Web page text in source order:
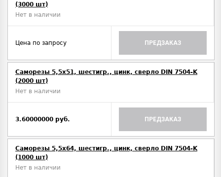
(3000 шт)
Нет в наличии
Цена по запросу ПРЕДЗАКАЗ
Саморезы 5,5х51, шестигр., цинк, сверло DIN 7504-K
(2000 шт)
Нет в наличии
3.60000000 руб. ПРЕДЗАКАЗ
Саморезы 5,5х64, шестигр., цинк, сверло DIN 7504-K
(1000 шт)
Нет в наличии